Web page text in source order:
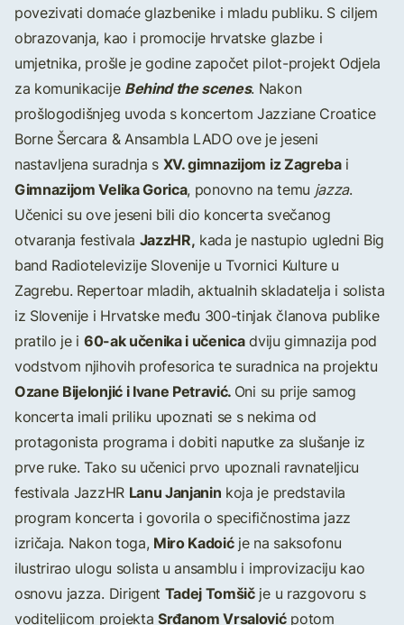
povezivati domaće glazbenike i mladu publiku. S ciljem
obrazovanja, kao i promocije hrvatske glazbe i
umjetnika, prošle je godine započet pilot-projekt Odjela
za komunikacije Behind the scenes. Nakon
prošlogodišnjeg uvoda s koncertom Jazziane Croatice
Borne Šercara & Ansambla LADO ove je jeseni
nastavljena suradnja s XV. gimnazijom iz Zagrebai
Gimnazijom Velika Gorica, ponovno na temu jazza.
Učenici su ove jeseni bili dio koncerta svečanog
otvaranja festivala JazzHR, kada je nastupio ugledni Big
band Radiotelevizije Slovenije u Tvornici Kulture u
Zagrebu. Repertoar mladih, aktualnih skladatelja i solista
iz Slovenije i Hrvatske među 300-tinjak članova publike
pratilo je i 60-ak učenika i učenicadviju gimnazija pod
vodstvom njihovih profesorica te suradnica na projektu
Ozane Bijelonjić i Ivane Petravić. Oni su prije samog
koncerta imali priliku upoznati se s nekima od
protagonista programa i dobiti naputke za slušanje iz
prve ruke. Tako su učenici prvo upoznali ravnateljicu
festivala JazzHR Lanu Janjanin koja je predstavila
program koncerta i govorila o specifičnostima jazz
izričaja. Nakon toga, Miro Kadoićje na saksofonu
ilustrirao ulogu solista u ansamblu i improvizaciju kao
osnovu jazza. Dirigent Tadej Tomšičje u razgovoru s
voditeljicom projekta Srđanom Vrsalovićpotom